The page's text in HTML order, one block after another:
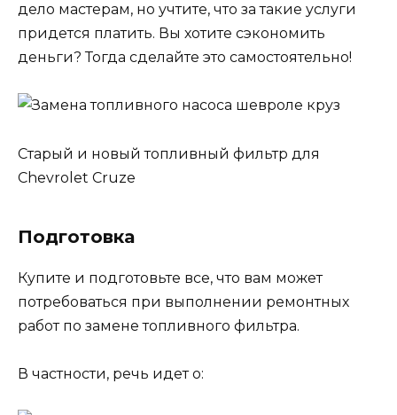
дело мастерам, но учтите, что за такие услуги
придется платить. Вы хотите сэкономить
деньги? Тогда сделайте это самостоятельно!
Старый и новый топливный фильтр для
Chevrolet Cruze
Подготовка
Купите и подготовьте все, что вам может
потребоваться при выполнении ремонтных
работ по замене топливного фильтра.
В частности, речь идет о: